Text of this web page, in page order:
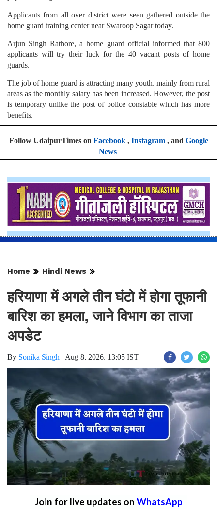
Applicants from all over district were seen gathered outside the
home guard training center near Swaroop Sagar today.
Arjun Singh Rathore, a home guard official informed that 800
applicants will try their luck for the 40 vacant posts of home
guards.
The job of home guard is attracting many youth, mainly from rural
areas as the monthly salary has been increased. However, the post
is temporary unlike the post of police constable which has more
benefits.
Follow UdaipurTimes on Facebook, Instagram, and Google
News
Home Hindi News
हरियाणा में अगले तीन घंटो में होगा तूफानी
बारिश का हमला, जाने विभाग का ताजा
अपडेट
By Sonika Singh | Aug 8, 2026, 13:05 IST
Join for live updates on WhatsApp